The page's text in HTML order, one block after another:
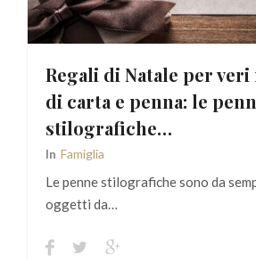
Regali di Natale per
di carta e penna: le
stilografiche…
In Famiglia
Le penne stilografiche sono da
oggetti da…